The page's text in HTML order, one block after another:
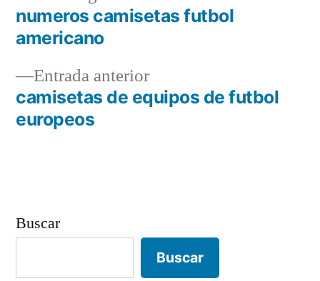
Navegación
entradas
Entrada anteriorEntrada
anterior:
camisetas de equipos de futbol
europeos
siguiente:
numeros camisetas futbol
americano
Buscar
Buscar